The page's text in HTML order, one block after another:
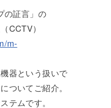
証言」の
CCTV）
m-
器という扱いで
ついてご紹介。
テムです。